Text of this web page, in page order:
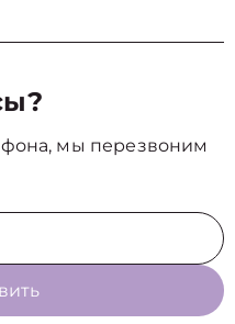
мы перезвоним